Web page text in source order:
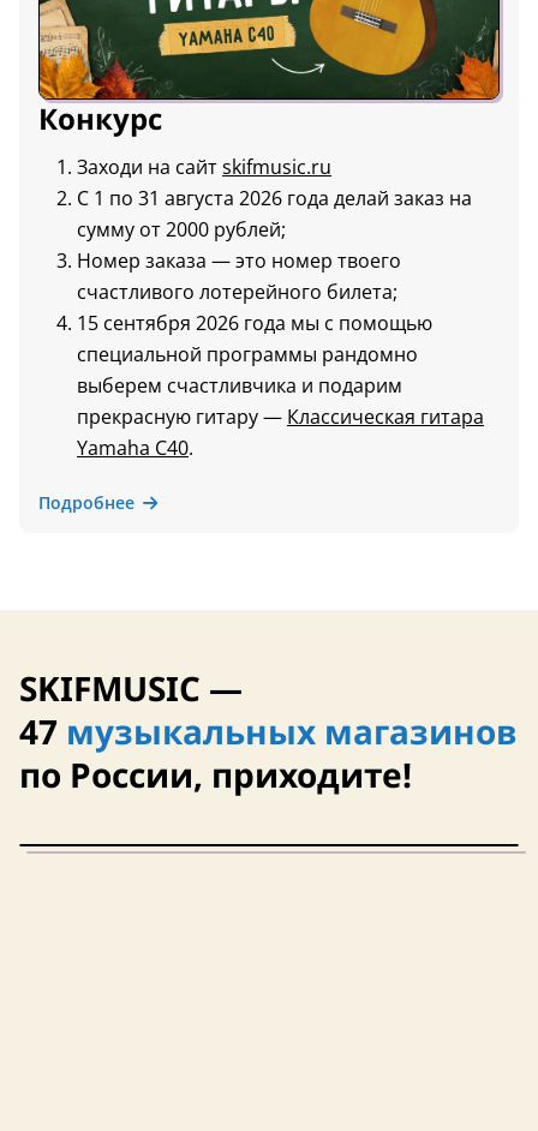
Конкурс
Заходи на сайтskifmusic.ru
С 1 по 31 августа 2026 года делай заказ на
сумму от 2000 рублей;
Номер заказа — это номер твоего
счастливого лотерейного билета;
15 сентября 2026 года мы с помощью
специальной программы рандомно
выберем счастливчика и подарим
прекрасную гитару — Классическая гитара
Yamaha C40.
Подробнее
SKIFMUSIC —
47 музыкальных магазинов
по России, приходите!